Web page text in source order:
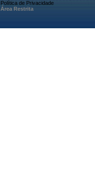
Política de Privacidade
Área Restrita